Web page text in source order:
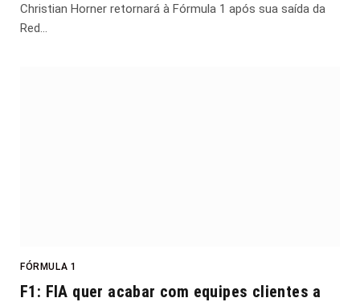
Christian Horner retornará à Fórmula 1 após sua saída da
Red…
FÓRMULA 1
F1: FIA quer acabar com equipes clientes a